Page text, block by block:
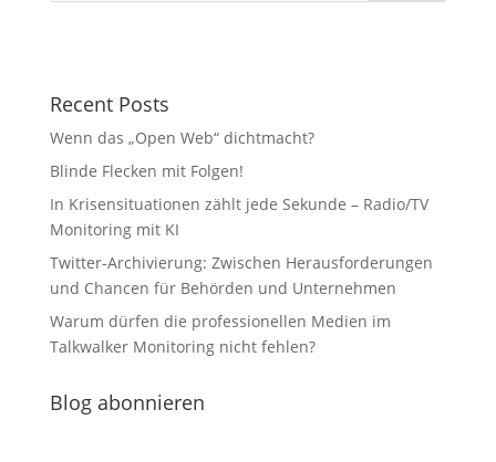
Recent Posts
Wenn das „Open Web“ dichtmacht?
Blinde Flecken mit Folgen!
In Krisensituationen zählt jede Sekunde – Radio/TV
Monitoring mit KI
Twitter-Archivierung: Zwischen Herausforderungen
und Chancen für Behörden und Unternehmen
Warum dürfen die professionellen Medien im
Talkwalker Monitoring nicht fehlen?
Blog abonnieren